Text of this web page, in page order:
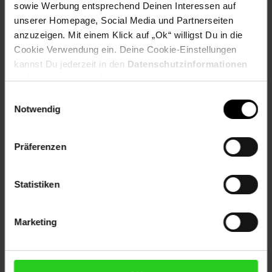
sowie Werbung entsprechend Deinen Interessen auf
unserer Homepage, Social Media und Partnerseiten
anzuzeigen. Mit einem Klick auf „Ok“ willigst Du in die
Cookie Verwendung ein. Deine Cookie-Einstellungen
kannst Du jederzeit in den Datenschutzinformationen
ändern bzw. widerrufen.
Notwendig
Präferenzen
Statistiken
Marketing
Material: Kunststoff, Polypropylen
Artikelnummer: 2602250002
EAN: 4270002651265
Artikel gehört zur Kategorie:Eisenwaren
Fußzeile
Weitere Online-Angebote